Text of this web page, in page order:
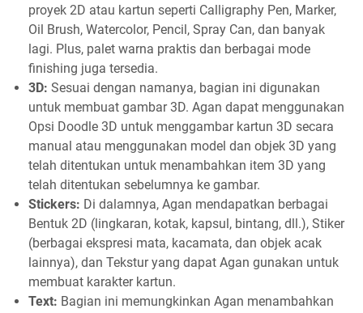
proyek 2D atau kartun seperti Calligraphy Pen, Marker,
Oil Brush, Watercolor, Pencil, Spray Can, dan banyak
lagi. Plus, palet warna praktis dan berbagai mode
finishing juga tersedia.
3D: Sesuai dengan namanya, bagian ini digunakan
untuk membuat gambar 3D. Agan dapat menggunakan
Opsi Doodle 3D untuk menggambar kartun 3D secara
manual atau menggunakan model dan objek 3D yang
telah ditentukan untuk menambahkan item 3D yang
telah ditentukan sebelumnya ke gambar.
Stickers: Di dalamnya, Agan mendapatkan berbagai
Bentuk 2D (lingkaran, kotak, kapsul, bintang, dll.), Stiker
(berbagai ekspresi mata, kacamata, dan objek acak
lainnya), dan Tekstur yang dapat Agan gunakan untuk
membuat karakter kartun.
Text: Bagian ini memungkinkan Agan menambahkan